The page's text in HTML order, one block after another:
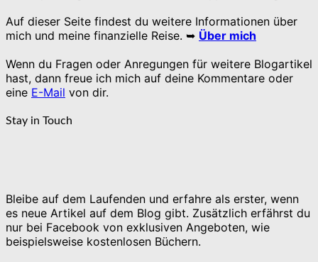
Auf dieser Seite findest du weitere Informationen über
mich und meine finanzielle Reise. ➥ Über mich
Wenn du Fragen oder Anregungen für weitere Blogartikel
hast, dann freue ich mich auf deine Kommentare oder
eine E-Mail von dir.
Stay in Touch
Bleibe auf dem Laufenden und erfahre als erster, wenn
es neue Artikel auf dem Blog gibt. Zusätzlich erfährst du
nur bei Facebook von exklusiven Angeboten, wie
beispielsweise kostenlosen Büchern.